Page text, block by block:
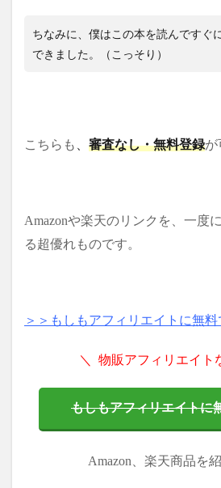
ちなみに、僕はこの本を読んですぐ
できました。（こっそり）
こちらも 審査なし・無料登録が
Amazonや楽天のリンクを、一度
る超優れものです。
＞＞もしもアフィリエイトに無
＼ 物販アフィリエイト
もしもアフィリエイトに
Amazon、楽天商品を